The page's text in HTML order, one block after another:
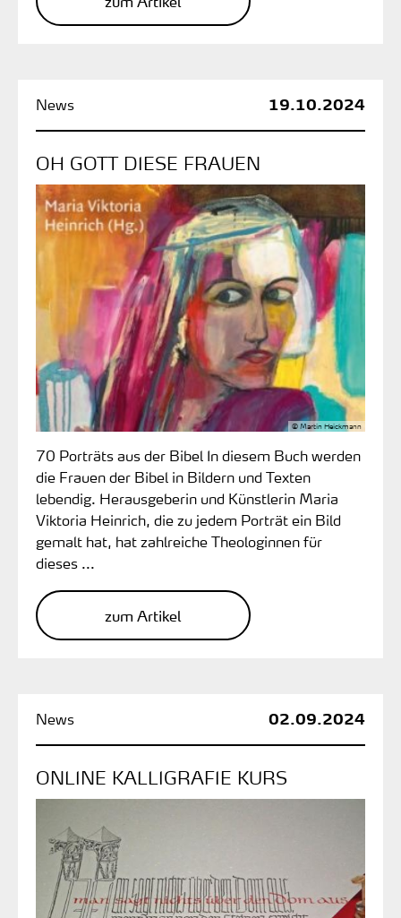
OH GOTT DIESE FRAUEN
© Martin Heickmann
19.10.2024
70 Porträts aus der Bibel In diesem Buch werden
die Frauen der Bibel in Bildern und Texten
lebendig. Herausgeberin und Künstlerin Maria
Viktoria Heinrich, die zu jedem Porträt ein Bild
gemalt hat, hat zahlreiche Theologinnen für
dieses ...
zum Artikel
ONLINE KALLIGRAFIE KURS
02.09.2024